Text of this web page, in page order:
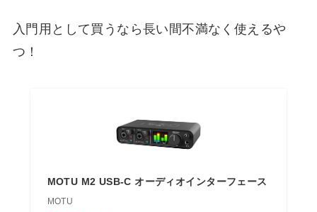
入門用として買うなら長い間不満なく使えるや
つ！
MOTU M2 USB-C オーディオインターフェース
MOTU